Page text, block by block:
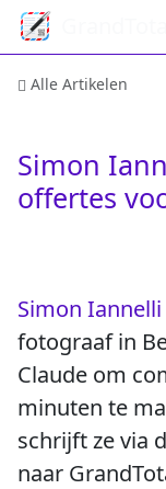
Alle Artikelen
Simon
offertes
Simon Iannelli
fotograaf in
Claude om
minuten te
schrijft ze via
naar